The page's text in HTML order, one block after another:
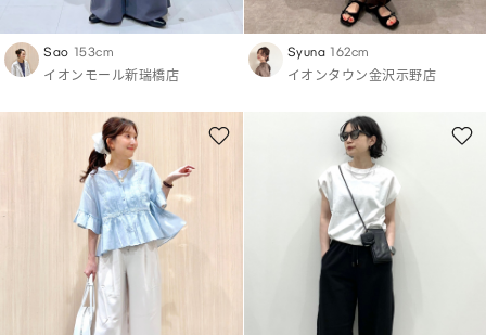
Sao 153cm
イオンモール新瑞橋店
Syuna 162cm
イオンタウン金沢示野店